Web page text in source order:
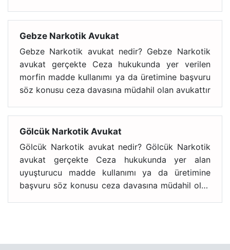
Gebze Narkotik Avukat
Gebze Narkotik avukat nedir? Gebze Narkotik
avukat gerçekte Ceza hukukunda yer verilen
morfin madde kullanımı ya da üretimine başvuru
söz konusu ceza davasına müdahil olan avukattır
Gölcük Narkotik Avukat
Gölcük Narkotik avukat nedir? Gölcük Narkotik
avukat gerçekte Ceza hukukunda yer alan
uyuşturucu madde kullanımı ya da üretimine
başvuru söz konusu ceza davasına müdahil olan